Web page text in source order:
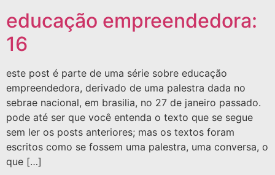
educação empreendedora:
16
este post é parte de uma série sobre educação
empreendedora, derivado de uma palestra dada no
sebrae nacional, em brasilia, no 27 de janeiro passado.
pode até ser que você entenda o texto que se segue
sem ler os posts anteriores; mas os textos foram
escritos como se fossem uma palestra, uma conversa, o
que […]